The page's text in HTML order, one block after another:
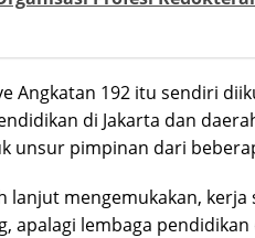
Angkatan 192 itu sendiri
di Jakarta dan
unsur pimpinan dari
lanjut mengemukakan, kerja
apalagi lembaga